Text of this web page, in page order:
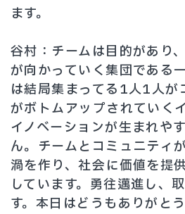
ます。
谷村：チームは目的があり
が向かっていく集団である
は結局集まってる1人1人が
がボトムアップされていく
イノベーションが生まれや
ん。チームとコミュニティ
渦を作り、社会に価値を提
しています。勇往邁進し、
す。本日はどうもありがと